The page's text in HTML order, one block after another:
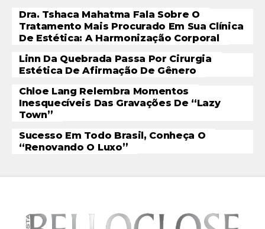
Dra. Tshaca Mahatma Fala Sobre O
Tratamento Mais Procurado Em Sua Clínica
De Estética: A Harmonização Corporal
Linn Da Quebrada Passa Por Cirurgia
Estética De Afirmação De Gênero
Chloe Lang Relembra Momentos
Inesquecíveis Das Gravações De “Lazy
Town”
Sucesso Em Todo Brasil, Conheça O
“Renovando O Luxo”